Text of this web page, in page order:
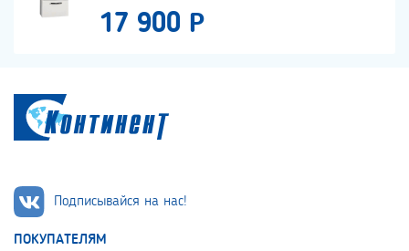
17 900 Р
Подписывайся на нас!
ПОКУПАТЕЛЯМ